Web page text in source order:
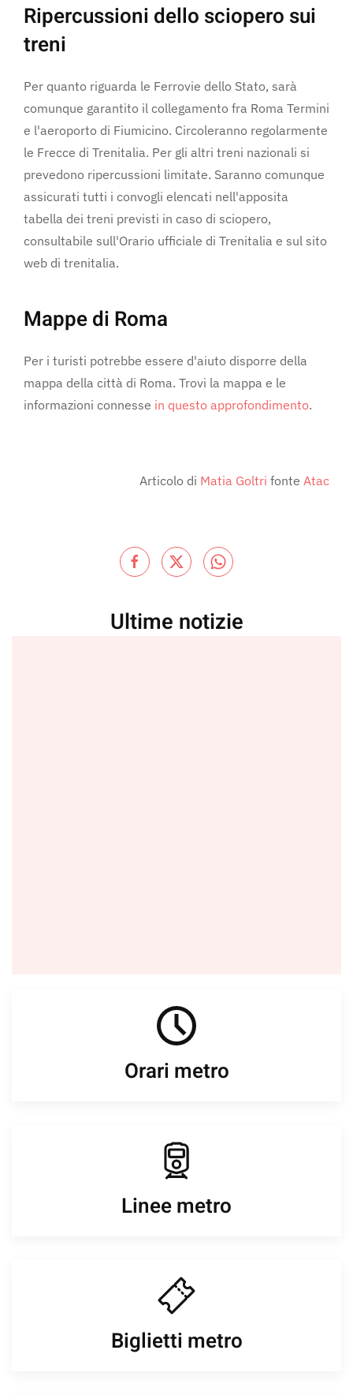
Ripercussioni dello sciopero sui
treni
Per quanto riguarda le Ferrovie dello Stato, sarà
comunque garantito il collegamento fra Roma Termini
e l'aeroporto di Fiumicino. Circoleranno regolarmente
le Frecce di Trenitalia. Per gli altri treni nazionali si
prevedono ripercussioni limitate. Saranno comunque
assicurati tutti i convogli elencati nell'apposita
tabella dei treni previsti in caso di sciopero,
consultabile sull'Orario ufficiale di Trenitalia e sul sito
web di trenitalia.
Mappe di Roma
Per i turisti potrebbe essere d'aiuto disporre della
mappa della città di Roma. Trovi la mappa e le
informazioni connesse in questo approfondimento.
Articolo di Matia Goltri fonte Atac
Ultime notizie
Orari metro
Linee metro
Biglietti metro